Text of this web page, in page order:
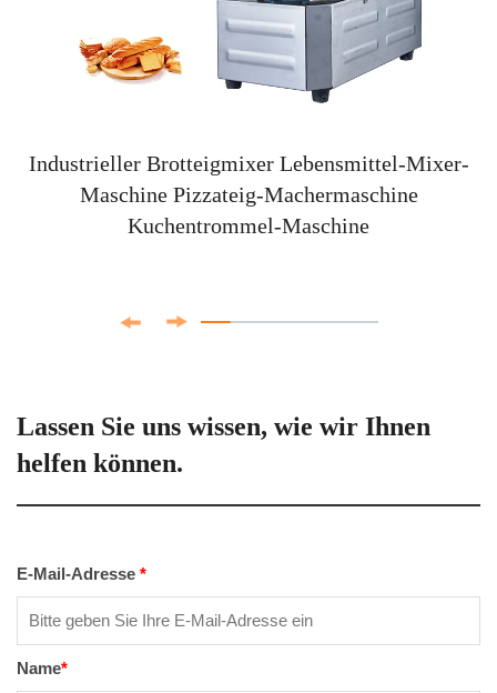
Industrieller Brotteigmixer Lebensmittel-Mixer-
Maschine Pizzateig-Machermaschine
Kuchentrommel-Maschine
Lassen Sie uns wissen, wie wir Ihnen
helfen können.
E-Mail-Adresse *
Name*